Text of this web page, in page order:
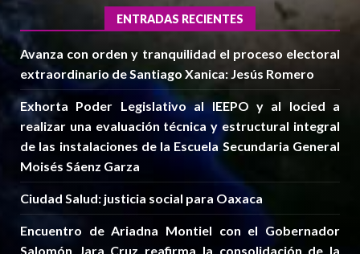
ENTRADAS RECIENTES
Avanza con orden y tranquilidad el proceso electoral
extraordinario de Santiago Xanica: Jesús Romero
Exhorta Poder Legislativo al IEEPO y al Iocied a
realizar una evaluación técnica y estructural integral
de las instalaciones de la Escuela Secundaria General
Moisés Sáenz Garza
Ciudad Salud: justicia social para Oaxaca
Encuentro de Ariadna Montiel con el Gobernador
Salomón Jara Cruz reafirma la consolidación de la